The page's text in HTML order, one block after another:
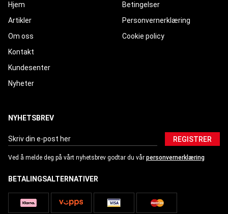
Hjem
Artikler
Om oss
Kontakt
Kundesenter
Nyheter
Betingelser
Personvernerklæring
Cookie policy
NYHETSBREV
REGISTRER
Ved å melde deg på vårt nyhetsbrev godtar du vår personvernerklæring
BETALINGSALTERNATIVER